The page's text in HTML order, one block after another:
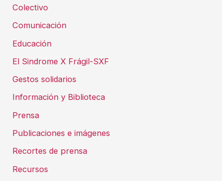
Colectivo
Comunicación
Educación
El Sindrome X Frágil-SXF
Gestos solidarios
Información y Biblioteca
Prensa
Publicaciones e imágenes
Recortes de prensa
Recursos